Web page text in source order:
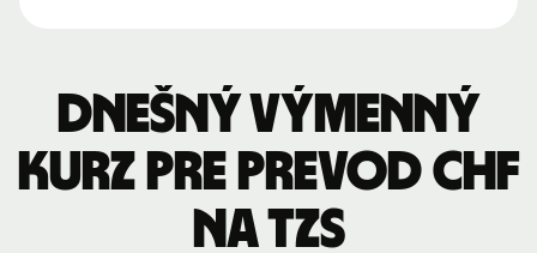
Dnešný výmenný
kurz pre prevod CHF
na TZS